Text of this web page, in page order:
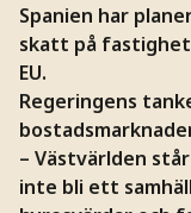
Spanien har
skatt på
EU.
Regeringens
– Västvärlden
inte bli ett